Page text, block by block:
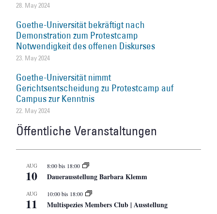
28. May 2024
Goethe-Universität bekräftigt nach
Demonstration zum Protestcamp
Notwendigkeit des offenen Diskurses
23. May 2024
Goethe-Universität nimmt
Gerichtsentscheidung zu Protestcamp auf
Campus zur Kenntnis
22. May 2024
Öffentliche Veranstaltungen
AUG
10
8:00bis 18:00
Dauerausstellung Barbara Klemm
AUG
11
10:00bis 18:00
Multispezies Members Club | Ausstellung